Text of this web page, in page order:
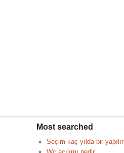
Most searched
Seçim kaç yılda bir yapılır